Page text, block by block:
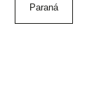
Paraná